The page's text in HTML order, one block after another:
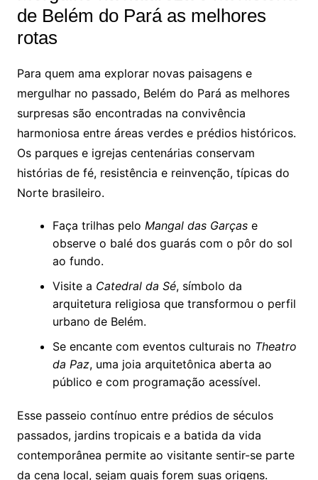
de Belém do Pará as melhores
rotas
Para quem ama explorar novas paisagens e
mergulhar no passado, Belém do Pará as melhores
surpresas são encontradas na convivência
harmoniosa entre áreas verdes e prédios históricos.
Os parques e igrejas centenárias conservam
histórias de fé, resistência e reinvenção, típicas do
Norte brasileiro.
Faça trilhas pelo Mangal das Garçase
observe o balé dos guarás com o pôr do sol
ao fundo.
Visite a Catedral da Sé, símbolo da
arquitetura religiosa que transformou o perfil
urbano de Belém.
Se encante com eventos culturais no Theatro
da Paz, uma joia arquitetônica aberta ao
público e com programação acessível.
Esse passeio contínuo entre prédios de séculos
passados, jardins tropicais e a batida da vida
contemporânea permite ao visitante sentir-se parte
da cena local, sejam quais forem suas origens.